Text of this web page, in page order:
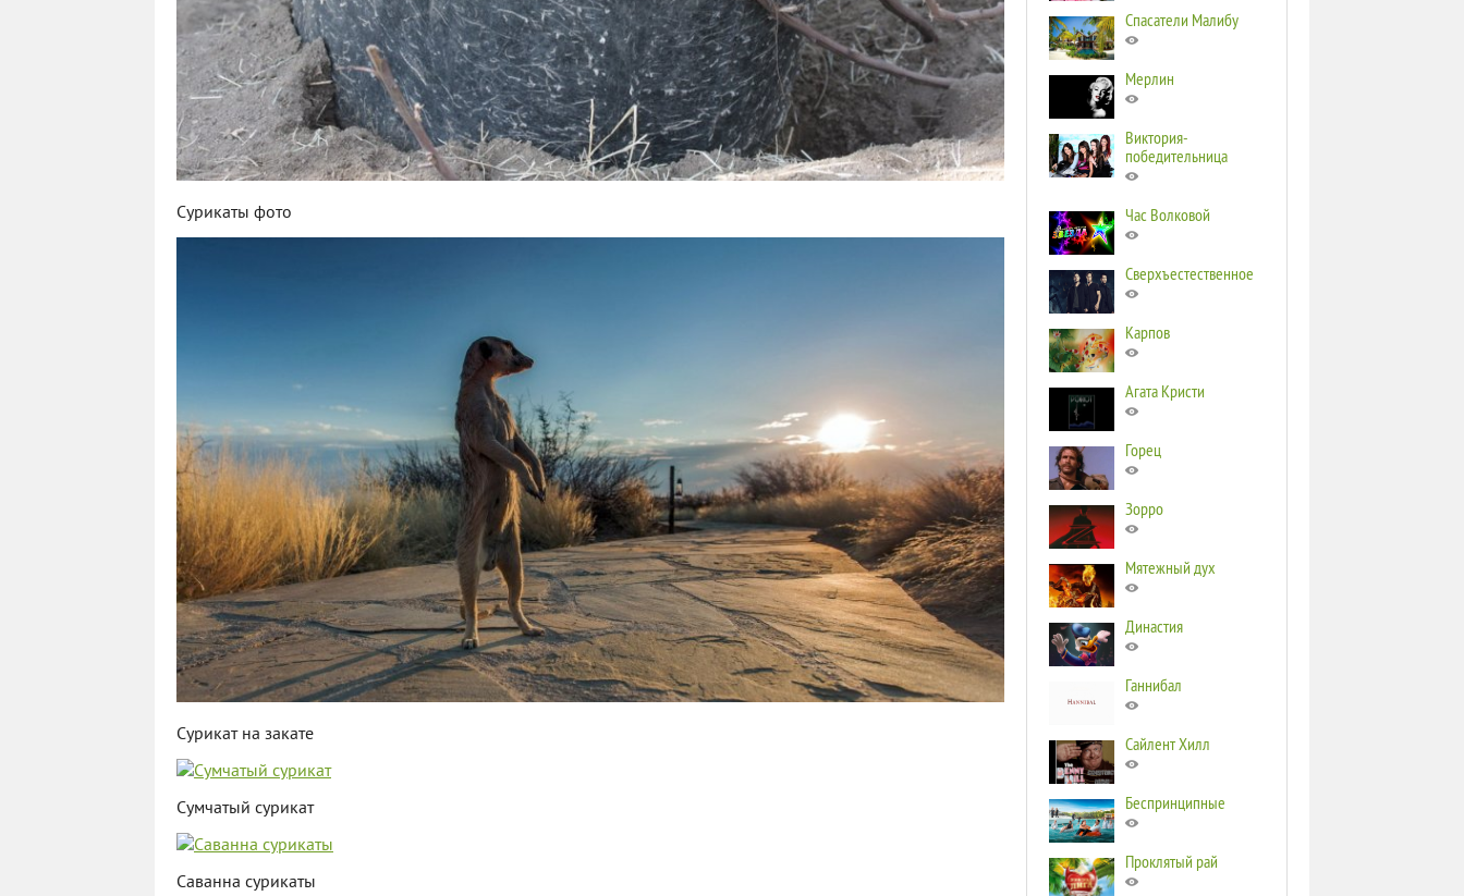
Сурикаты фото
Сурикат на закате
Сумчатый сурикат
Саванна сурикаты
Спасатели Малибу
Мерлин
Виктория-
победительница
Час Волковой
Сверхъестественное
Карпов
Агата Кристи
Горец
Зорро
Мятежный дух
Династия
Ганнибал
Сайлент Хилл
Беспринципные
Проклятый рай